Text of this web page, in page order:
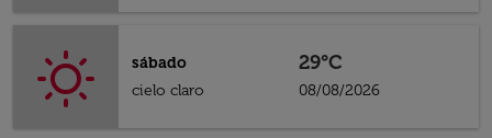
sábado
cielo claro
29°C
08/08/2026